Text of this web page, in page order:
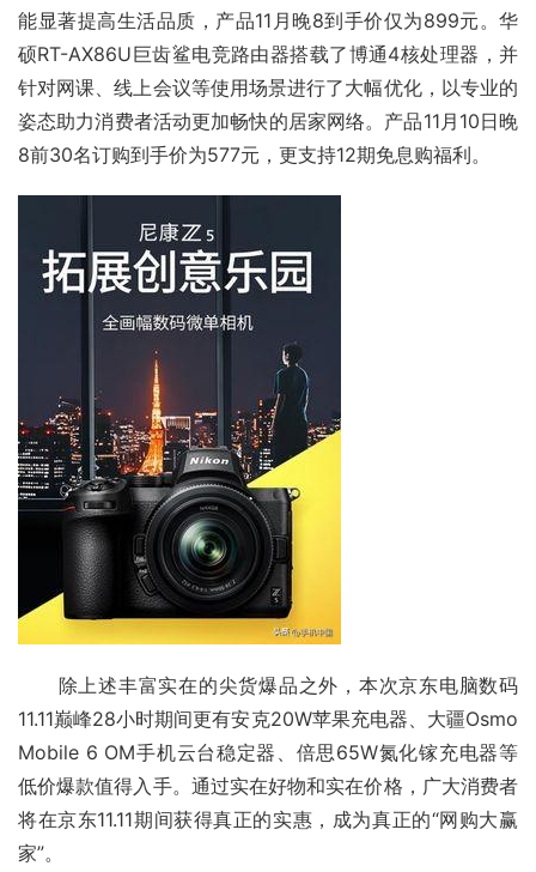
能显著提高生活品质，产品11月晚8到手价仅为899元。华
硕RT-AX86U巨齿鲨电竞路由器搭载了博通4核处理器，并
针对网课、线上会议等使用场景进行了大幅优化，以专业的
姿态助力消费者活动更加畅快的居家网络。产品11月10日晚
8前30名订购到手价为577元，更支持12期免息购福利。
除上述丰富实在的尖货爆品之外，本次京东电脑数码
11.11巅峰28小时期间更有安克20W苹果充电器、大疆Osmo
Mobile 6 OM手机云台稳定器、倍思65W氮化镓充电器等
低价爆款值得入手。通过实在好物和实在价格，广大消费者
将在京东11.11期间获得真正的实惠，成为真正的“网购大赢
家”。